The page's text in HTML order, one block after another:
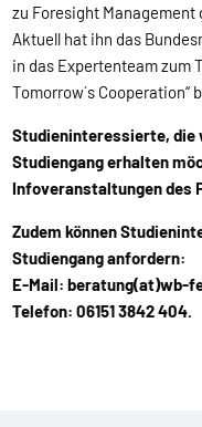
zu Foresight Management
Aktuell hat ihn das
in das Expertenteam zum
Tomorrow´s Cooperation“
Studieninteressierte, die
Studiengang erhalten
Infoveranstaltungen des
Zudem können
Studiengang anfordern:
E-Mail: beratung(at)wb-
Telefon: 06151 3842 404.